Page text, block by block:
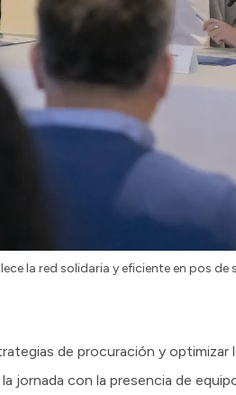
la red solidaria y eficiente en pos de
de procuración y
jornada con la presencia de